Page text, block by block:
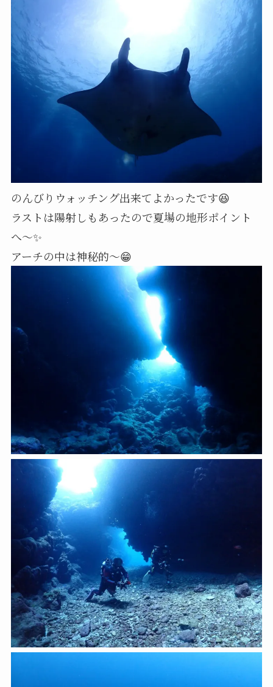
のんびりウォッチング出来てよかったです😆
ラストは陽射しもあったので夏場の地形ポイント
へ～✨
アーチの中は神秘的～😁